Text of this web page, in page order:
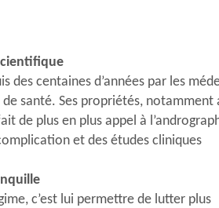
des centaines d’années par les
santé. Ses propriétés, notamment
de plus en plus appel à
et des études cliniques
c’est lui permettre de lutter plus